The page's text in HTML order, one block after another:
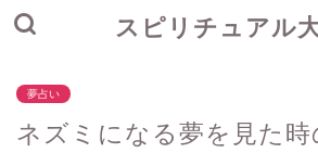
スピリチュアル
夢占い
ネズミになる夢を見た時